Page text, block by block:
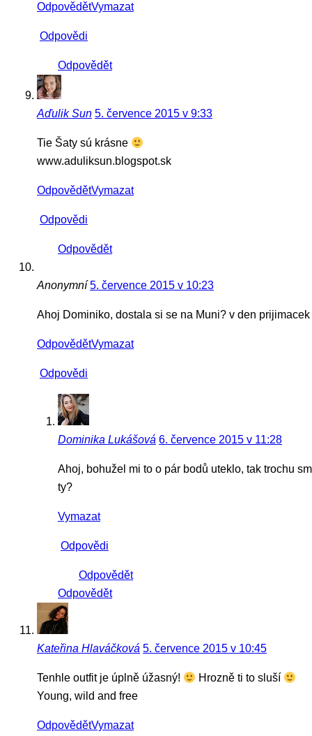
OdpovědětVymazat
Odpovědi
Odpovědět
Aďulik Sun 5. července 2015 v 9:33
Tie Šaty sú krásne
www.aduliksun.blogspot.sk
OdpovědětVymazat
Odpovědi
Odpovědět
Anonymní 5. července 2015 v 10:23
Ahoj Dominiko, dostala si se na Muni? v den
OdpovědětVymazat
Odpovědi
Dominika Lukášová 6. července 2015 v 11:28
Ahoj, bohužel mi to o pár bodů uteklo, tak trochu
ty?
Vymazat
Odpovědi
Odpovědět
Odpovědět
Kateřina Hlaváčková 5. července 2015 v 10:45
Tenhle outfit je úplně úžasný!
Hrozně ti to sluší
Young, wild and free
OdpovědětVymazat